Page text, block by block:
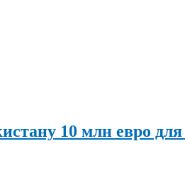
10 млн евро для